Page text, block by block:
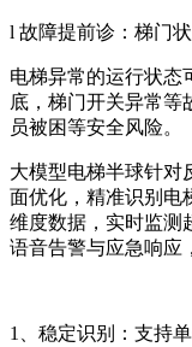
l 故障提前诊：梯门
电梯异常的运行状态
底，梯门开关异常等
员被困等安全风险。
大模型电梯半球针对
面优化，精准识别电
维度数据，实时监测
语音告警与应急响应
1、稳定识别：支持